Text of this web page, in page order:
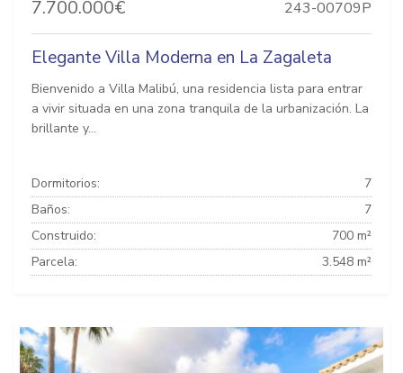
7.700.000€ 243-00709P
Elegante Villa Moderna en La Zagaleta
Bienvenido a Villa Malibú, una residencia lista para entrar
a vivir situada en una zona tranquila de la urbanización. La
brillante y...
Dormitorios:
7
Baños:
7
Construido:
700 m²
Parcela:
3.548 m²